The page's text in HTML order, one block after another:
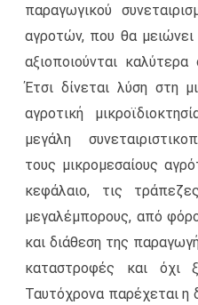
παραγωγικού
αγροτών, που θα
αξιοποιούνται
Έτσι δίνεται λύση στη
αγροτική
μεγάλη
τους μικρομε­σαίους
κεφάλαιο, τις
μεγαλέμπορους, από
και διάθεση της
καταστροφές και όχι
Ταυτόχρονα παρέχεται η